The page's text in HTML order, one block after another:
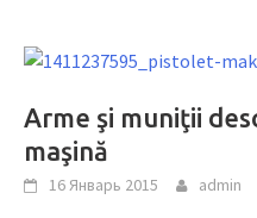
Arme şi muniţii
maşină
16 Январь 2015 admin